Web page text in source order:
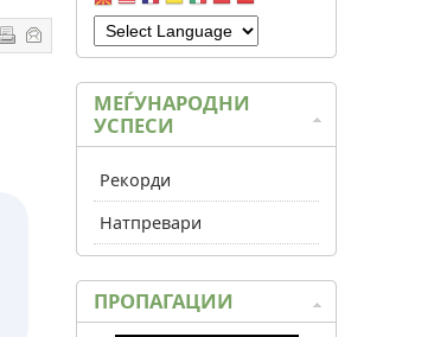
МЕЃУНАРОДНИ
УСПЕСИ
Рекорди
Натпревари
ПРОПАГАЦИИ